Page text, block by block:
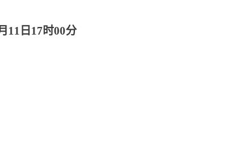
11日17时00分